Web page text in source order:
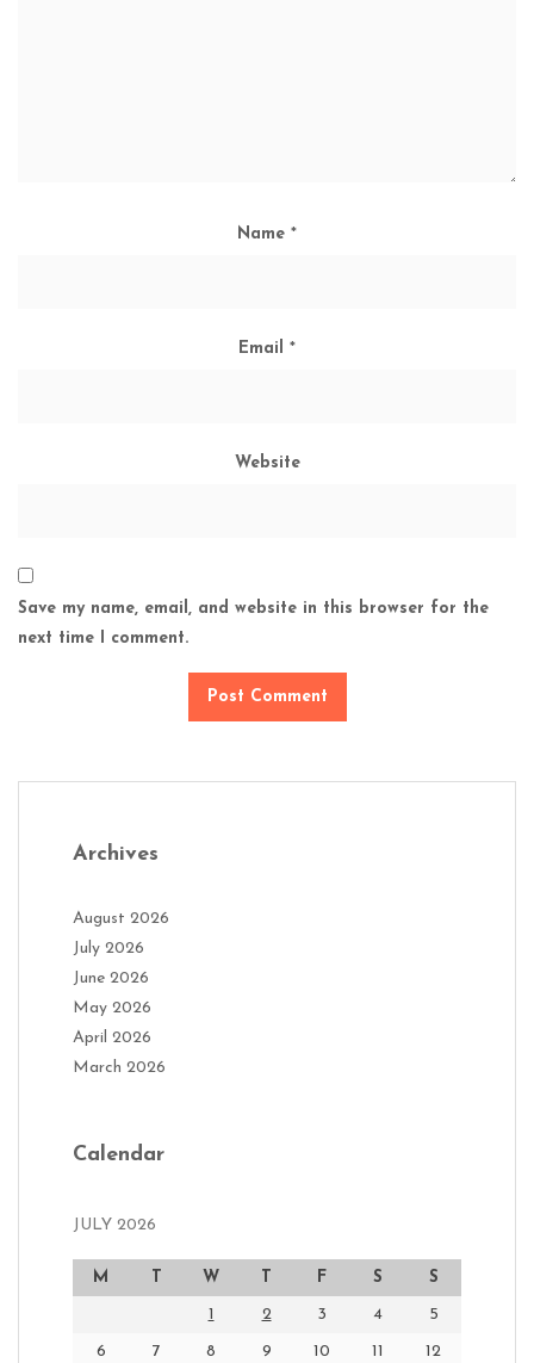
Name *
Email *
Website
Save my name, email, and website in this browser for the
next time I comment.
Archives
August 2026
July 2026
June 2026
May 2026
April 2026
March 2026
Calendar
JULY 2026
M T W T F S S
1 2 3 4 5
6 7 8 9 10 11 12